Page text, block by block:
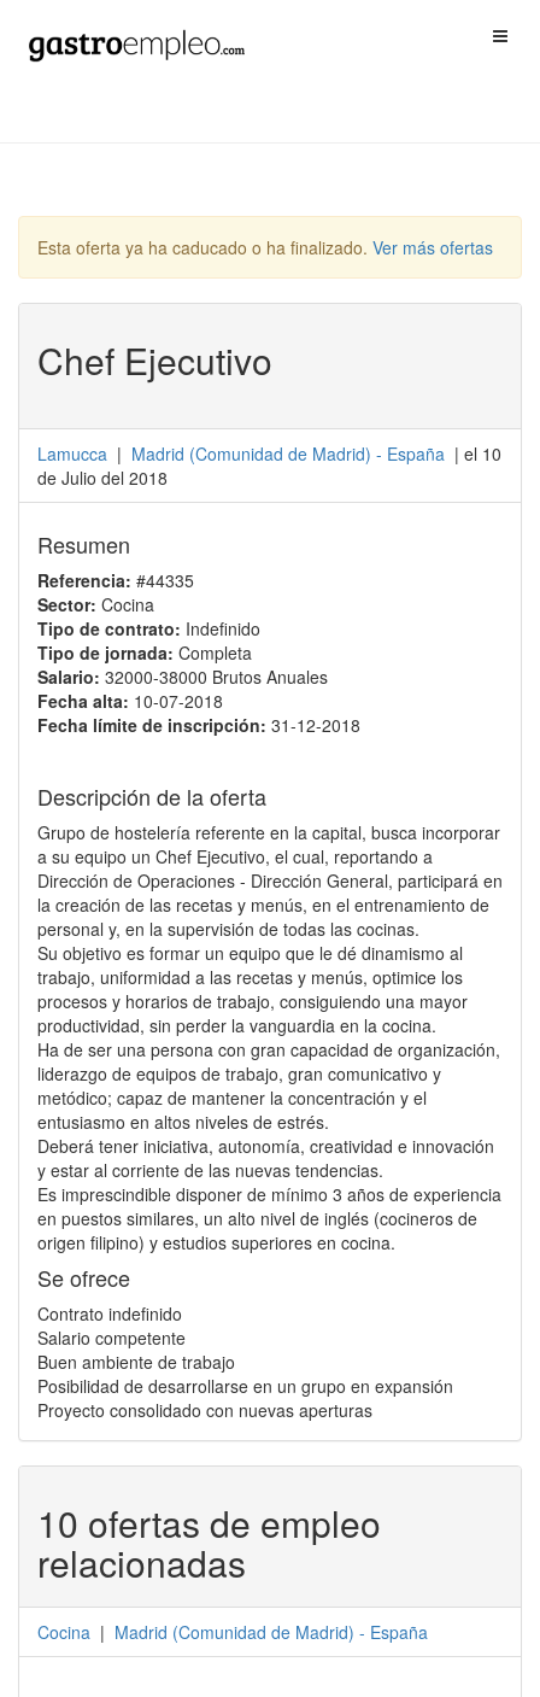
Esta oferta ya ha caducado o ha finalizado. Ver más ofertas
Chef Ejecutivo
Lamucca | Madrid (Comunidad de Madrid) - España | el 10
de Julio del 2018
Resumen
Referencia: #44335
Sector: Cocina
Tipo de contrato: Indefinido
Tipo de jornada: Completa
Salario: 32000-38000 Brutos Anuales
Fecha alta: 10-07-2018
Fecha límite de inscripción: 31-12-2018
Descripción de la oferta
Grupo de hostelería referente en la capital, busca incorporar
a su equipo un Chef Ejecutivo, el cual, reportando a
Dirección de Operaciones - Dirección General, participará en
la creación de las recetas y menús, en el entrenamiento de
personal y, en la supervisión de todas las cocinas.
Su objetivo es formar un equipo que le dé dinamismo al
trabajo, uniformidad a las recetas y menús, optimice los
procesos y horarios de trabajo, consiguiendo una mayor
productividad, sin perder la vanguardia en la cocina.
Ha de ser una persona con gran capacidad de organización,
liderazgo de equipos de trabajo, gran comunicativo y
metódico; capaz de mantener la concentración y el
entusiasmo en altos niveles de estrés.
Deberá tener iniciativa, autonomía, creatividad e innovación
y estar al corriente de las nuevas tendencias.
Es imprescindible disponer de mínimo 3 años de experiencia
en puestos similares, un alto nivel de inglés (cocineros de
origen filipino) y estudios superiores en cocina.
Se ofrece
Contrato indefinido
Salario competente
Buen ambiente de trabajo
Posibilidad de desarrollarse en un grupo en expansión
Proyecto consolidado con nuevas aperturas
10 ofertas de empleo
relacionadas
Cocina | Madrid (Comunidad de Madrid) - España